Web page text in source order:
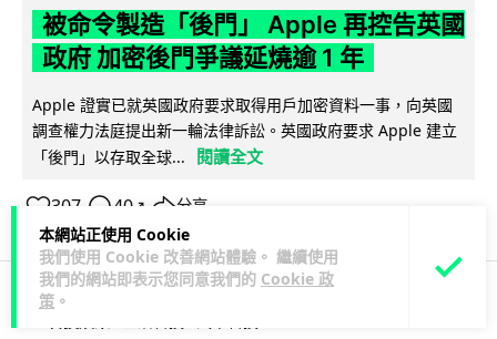
本網站正使用 Cookie
我們使用 Cookie 改善網站體驗。 繼續使用
我們的網站即表示您同意我們的 Cookie 政
策 。
被命令製造「後門」 Apple 再控告英國
政府 加密後門爭議延燒逾 1 年
Apple 證實已就英國政府要求取得用戶加密資料一事，向英國
調查權力法庭提出新一輪法律訴訟。英國政府要求 Apple 建立
「後門」以存取全球...
閱讀全文
307 40 ↗ 分享